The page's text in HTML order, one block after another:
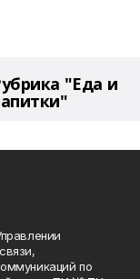
"Еда и
по